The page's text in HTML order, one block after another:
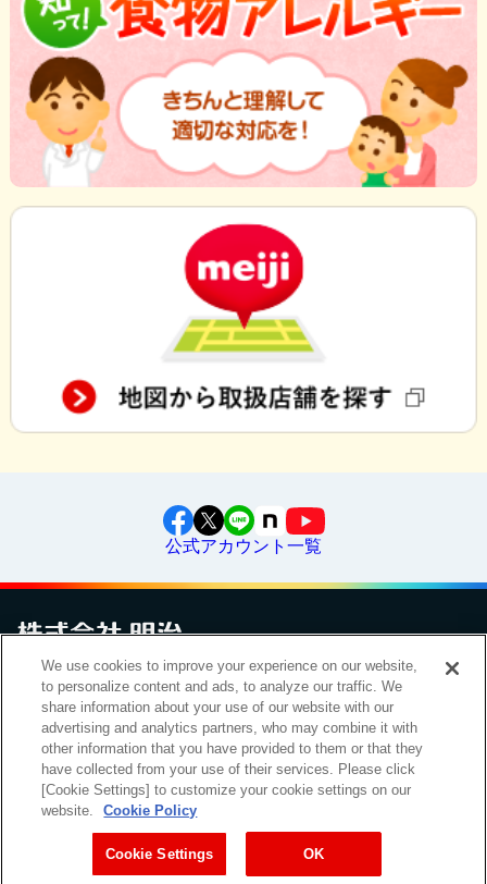
公式アカウント一覧
お問い合わせ サイトマップ個人情報保護について電子公告
アクセシビリティへの対応方針ご利用規約明治グループのDX
Cookie Settings
明治ホールディングス株式会社 （ ｜ 簡体 ）
Meiji Seika ファルマ株式会社
We use cookies to improve your experience on our website,
to personalize content and ads, to analyze our traffic. We
share information about your use of our website with our
advertising and analytics partners, who may combine it with
other information that you have provided to them or that they
have collected from your use of their services. Please click
[Cookie Settings] to customize your cookie settings on our
website.
Cookie Policy
Cookie Settings OK